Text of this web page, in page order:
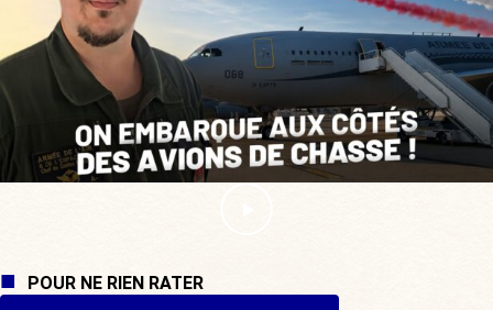
POUR NE RIEN RATER